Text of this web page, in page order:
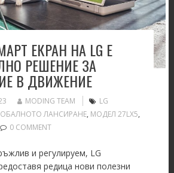
ЕКРАН НА LG Е
РЕШЕНИЕ ЗА
В ДВИЖЕНИЕ
MODING TEAM
LG
ЛАНСИРАНЕ, МОДЕЛ 27LX5,
0 COMMENT
и регулируем, LG
редица нови полезни